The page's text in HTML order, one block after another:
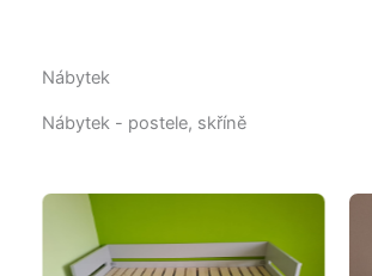
Nábytek
Nábytek - postele, skříně